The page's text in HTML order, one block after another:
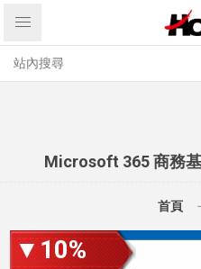
Microsoft 365 商務
首頁
▼10%